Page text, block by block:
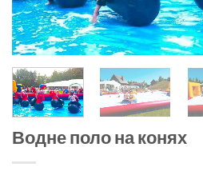
Водне поло на конях